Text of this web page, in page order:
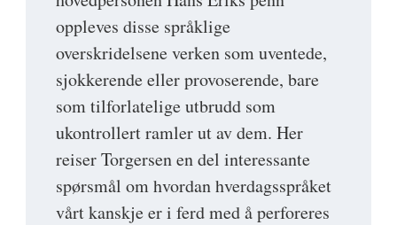
oppleves disse språklige
overskridelsene verken som uventede,
sjokkerende eller provoserende, bare
som tilforlatelige utbrudd som
ukontrollert ramler ut av dem. Her
reiser Torgersen en del interessante
spørsmål om hvordan hverdagsspråket
vårt kanskje er i ferd med å perforeres